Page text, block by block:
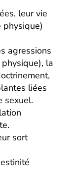
leur vie
physique)
agressions
la
liées
sexuel.
sort